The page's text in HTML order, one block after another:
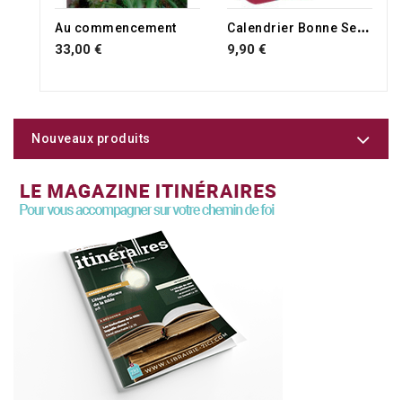
Au commencement
33,00 €
C
alendrier Bonne Semence relié 2027
9,90 €
Nouveaux produits